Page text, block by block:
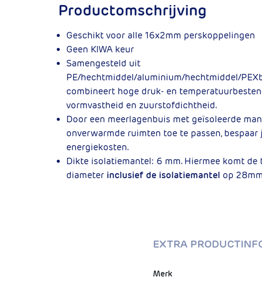
Productomschrijving
Geschikt voor alle 16x2mm perskoppelingen
Geen KIWA keur
Samengesteld uit
PE/hechtmiddel/aluminium/hechtmiddel/
combineert hoge druk- en
vormvastheid en zuurstofdichtheid.
Door een meerlagenbuis met geïsoleerde
onverwarmde ruimten toe te passen, bespaar
energiekosten.
Dikte isolatiemantel: 6 mm. Hiermee komt de
diameter inclusief de isolatiemantel op
EXTRA
Merk